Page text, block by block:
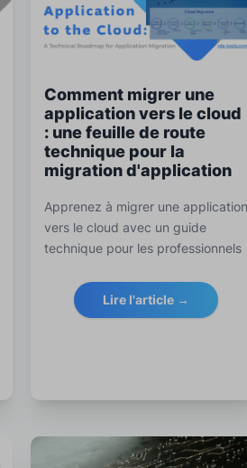
Comment migrer une
application vers le cloud
: une feuille de route
technique pour la
migration d'application
Apprenez à migrer une application
vers le cloud avec un guide
technique pour les professionnels
stratégies, des outils, des conseils
de sécurité et des meilleures
Lire l'article →